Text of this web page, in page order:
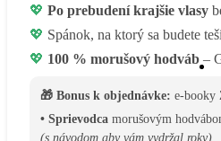
💖 Po prebudení krajšie vlasy
💖 Spánok, na ktorý sa budete
💖 100 % morušový hodváb –
🎁 Bonus k objednávke: e-booky
• Sprievodca morušovým
(s návodom aby vám vydržal roky)